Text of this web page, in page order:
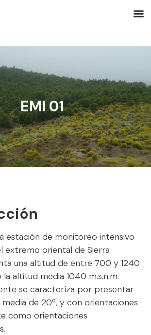
EMI 01
estación de monitoreo intensivo
extremo oriental de Sierra
una altitud de entre 700 y 1240
la altitud media 1040 m.s.n.m.
se caracteríza por presentar
de 20º, y con orientaciones
como orientaciones